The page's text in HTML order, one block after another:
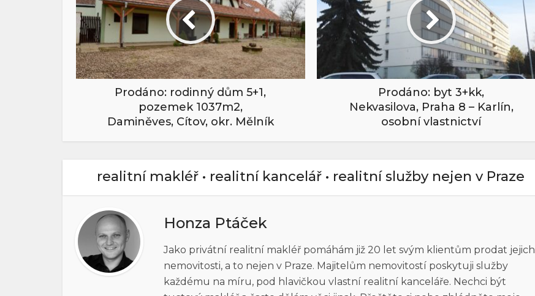
Prodáno: rodinný dům 5+1,
pozemek 1037m2,
Daminěves, Cítov, okr. Mělník
Prodáno: byt 3+kk,
Nekvasilova, Praha 8 – Karlín,
osobní vlastnictví
realitní makléř • realitní kancelář • realitní služby nejen v Praze
Honza Ptáček
Jako privátní realitní makléř pomáhám již 20 let svým klientům prodat jejich
nemovitosti, a to nejen v Praze. Majitelům nemovitostí poskytuji služby
každému na míru, pod hlavičkou vlastní realitní kanceláře. Nechci být